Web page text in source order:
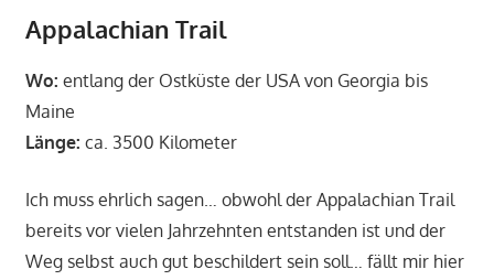
by
1&1
Appalachian Trail
Wo: entlang der Ostküste der USA von Georgia bis
Maine
Länge: ca. 3500 Kilometer
Ich muss ehrlich sagen… obwohl der Appalachian Trail
bereits vor vielen Jahrzehnten entstanden ist und der
Weg selbst auch gut beschildert sein soll… fällt mir hier